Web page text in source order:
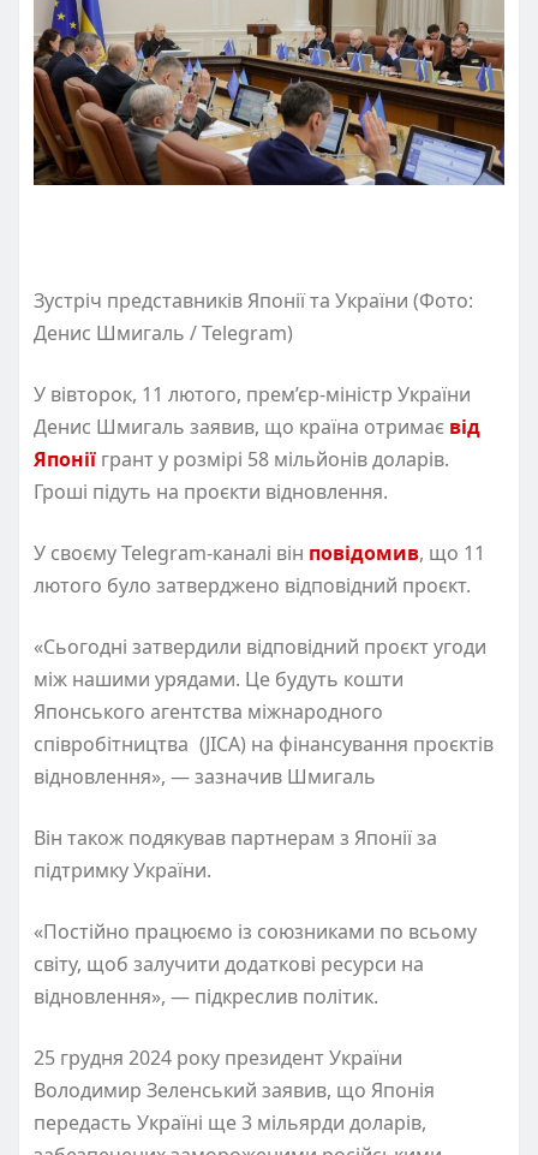
Зустріч представників Японії та України (Фото:
Денис Шмигаль / Telegram)
У вівторок, 11 лютого, прем’єр-міністр України
Денис Шмигаль заявив, що країна отримає від
Японії грант у розмірі 58 мільйонів доларів.
Гроші підуть на проєкти відновлення.
У своєму Telegram-каналі він повідомив, що 11
лютого було затверджено відповідний проєкт.
«Сьогодні затвердили відповідний проєкт угоди
між нашими урядами. Це будуть кошти
Японського агентства міжнародного
співробітництва (JICA) на фінансування проєктів
відновлення», — зазначив Шмигаль
Він також подякував партнерам з Японії за
підтримку України.
«Постійно працюємо із союзниками по всьому
світу, щоб залучити додаткові ресурси на
відновлення», — підкреслив політик.
25 грудня 2024 року президент України
Володимир Зеленський заявив, що Японія
передасть Україні ще 3 мільярди доларів,